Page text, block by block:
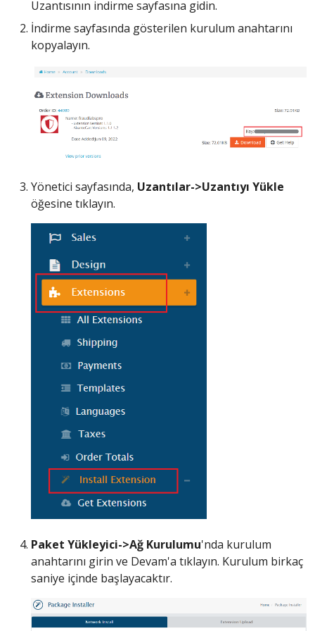
Uzantısının indirme sayfasına gidin.
İndirme sayfasında gösterilen kurulum anahtarını
kopyalayın.
Yönetici sayfasında, Uzantılar->Uzantıyı Yükle
öğesine tıklayın.
Paket Yükleyici->Ağ Kurulumu'nda kurulum
anahtarını girin ve Devam'a tıklayın. Kurulum birkaç
saniye içinde başlayacaktır.